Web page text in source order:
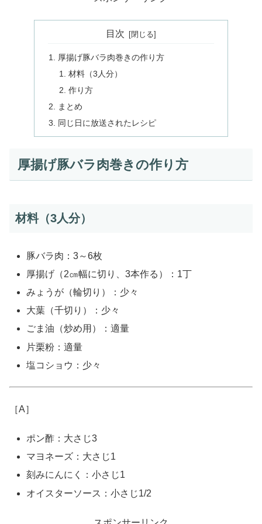
目次
厚揚げ豚バラ肉巻きの作り方
材料（3人分）
作り方
まとめ
同じ日に放送されたレシピ
厚揚げ豚バラ肉巻きの作り方
材料（3人分）
豚バラ肉：3～6枚
厚揚げ（2㎝幅に切り、3本作る）：1丁
みょうが（輪切り）：少々
大葉（千切り）：少々
ごま油（炒め用）：適量
片栗粉：適量
塩コショウ：少々
［A］
ポン酢：大さじ3
マヨネーズ：大さじ1
刻みにんにく：小さじ1
オイスターソース：小さじ1/2